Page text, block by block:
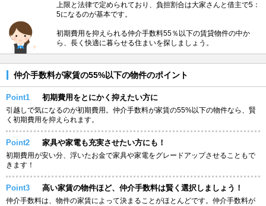
上限と法律で定められており、負担割合は大家さんと借主で5：
5になるのが基本です。
初期費用を抑えられる仲介手数料55％以下の賃貸物件の中か
ら、長く快適に暮らせる住まいを探しましょう。
仲介手数料が家賃の55%以下の物件のポイント
Point1 初期費用をとにかく抑えたい方に
引越しで気になるのが初期費用。仲介手数料が家賃の55%以下の物件なら、賢
く初期費用を抑えられます。
Point2 家具や家電も充実させたい方にも！
初期費用が安い分、浮いたお金で家具や家電をグレードアップさせることもで
きます！
Point3 高い家賃の物件ほど、仲介手数料は賢く選択しましょう！
仲介手数料は、物件の家賃によって決まることがほとんどです。仲介手数料が